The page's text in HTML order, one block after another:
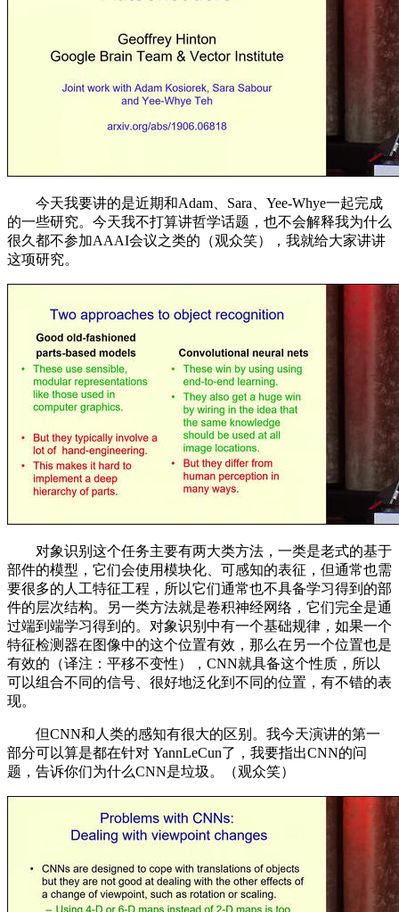
今天我要讲的是近期和Adam、Sara、Yee-Whye一起完成
的一些研究。今天我不打算讲哲学话题，也不会解释我为什么
很久都不参加AAAI会议之类的（观众笑），我就给大家讲讲
这项研究。
对象识别这个任务主要有两大类方法，一类是老式的基于
部件的模型，它们会使用模块化、可感知的表征，但通常也需
要很多的人工特征工程，所以它们通常也不具备学习得到的部
件的层次结构。另一类方法就是卷积神经网络，它们完全是通
过端到端学习得到的。对象识别中有一个基础规律，如果一个
特征检测器在图像中的这个位置有效，那么在另一个位置也是
有效的（译注：平移不变性），CNN就具备这个性质，所以
可以组合不同的信号、很好地泛化到不同的位置，有不错的表
现。
但CNN和人类的感知有很大的区别。我今天演讲的第一
部分可以算是都在针对 YannLeCun了，我要指出CNN的问
题，告诉你们为什么CNN是垃圾。（观众笑）